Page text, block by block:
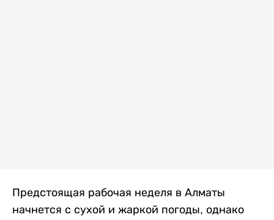
Предстоящая рабочая неделя в Алматы
начнется с сухой и жаркой погоды, однако